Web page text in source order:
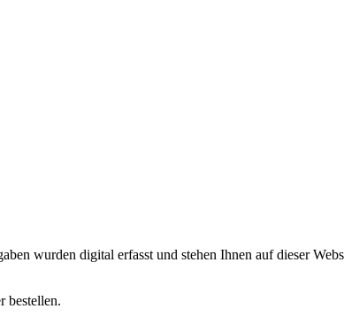
wurden digital erfasst und stehen Ihnen auf dieser
bestellen.